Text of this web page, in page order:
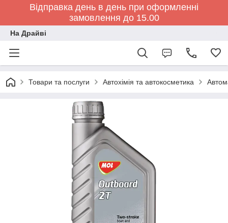
Відправка день в день при оформленні
замовлення до 15.00
На Драйві
Товари та послуги Автохімія та автокосметика